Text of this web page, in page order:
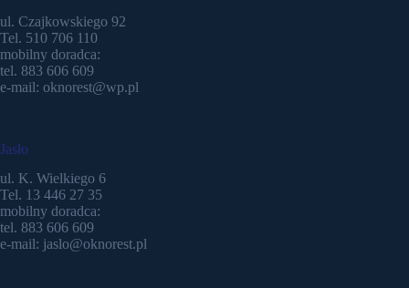
ul. Czajkowskiego 92
Tel. 510 706 110
mobilny doradca:
tel. 883 606 609
e-mail: oknorest@wp.pl
Jasło
ul. K. Wielkiego 6
Tel. 13 446 27 35
mobilny doradca:
tel. 883 606 609
e-mail: jaslo@oknorest.pl